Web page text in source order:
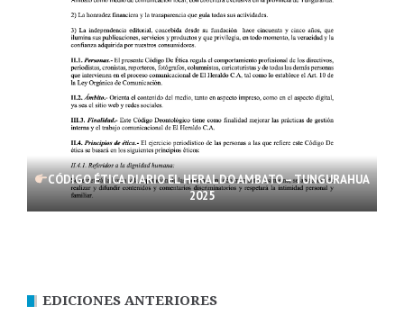
CÓDIGO ÉTICA DIARIO EL HERALDO AMBATO – TUNGURAHUA
2025
EDICIONES ANTERIORES